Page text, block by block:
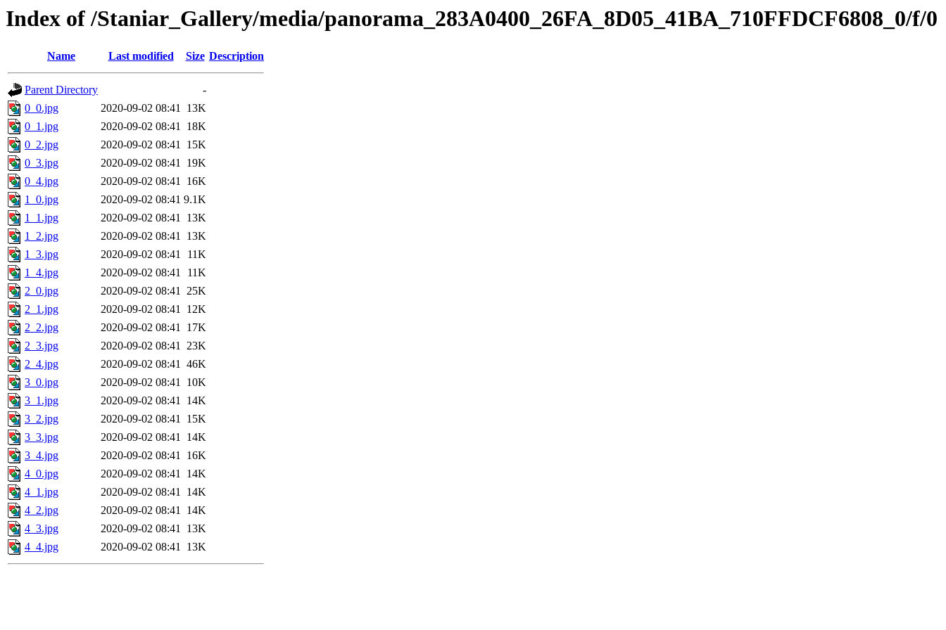
Index of /Staniar_Gallery/media/panorama_283A0400_26FA_8D05_41BA_710FFDCF6808_0/f/0
Name Last modified Size Description
Parent Directory
-
0_0.jpg
2020-09-02 08:41 13K
0_1.jpg
2020-09-02 08:41 18K
0_2.jpg
2020-09-02 08:41 15K
0_3.jpg
2020-09-02 08:41 19K
0_4.jpg
2020-09-02 08:41 16K
1_0.jpg
2020-09-02 08:41 9.1K
1_1.jpg
2020-09-02 08:41 13K
1_2.jpg
2020-09-02 08:41 13K
1_3.jpg
2020-09-02 08:41
11K
1_4.jpg
2020-09-02 08:41
11K
2_0.jpg
2020-09-02 08:41 25K
2_1.jpg
2020-09-02 08:41 12K
2_2.jpg
2020-09-02 08:41 17K
2_3.jpg
2020-09-02 08:41 23K
2_4.jpg
2020-09-02 08:41 46K
3_0.jpg
2020-09-02 08:41 10K
3_1.jpg
2020-09-02 08:41 14K
3_2.jpg
2020-09-02 08:41 15K
3_3.jpg
2020-09-02 08:41 14K
3_4.jpg
2020-09-02 08:41 16K
4_0.jpg
2020-09-02 08:41 14K
4_1.jpg
2020-09-02 08:41 14K
4_2.jpg
2020-09-02 08:41 14K
4_3.jpg
2020-09-02 08:41 13K
4_4.jpg
2020-09-02 08:41 13K